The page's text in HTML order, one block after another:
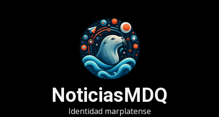
NoticiasMDQ
Identidad marplatense